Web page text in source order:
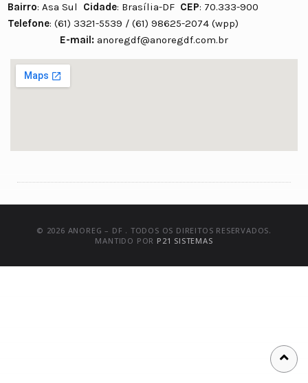
Bairro: Asa Sul Cidade: Brasília-DF CEP: 70.333-900
Telefone: (61) 3321-5539 / (61) 98625-2074 (wpp)
E-mail: anoregdf@anoregdf.com.br
© 2026 ANOREG – DF . TODOS OS DIREITOS RESERVADOS.
MANTIDO POR P21 SISTEMAS